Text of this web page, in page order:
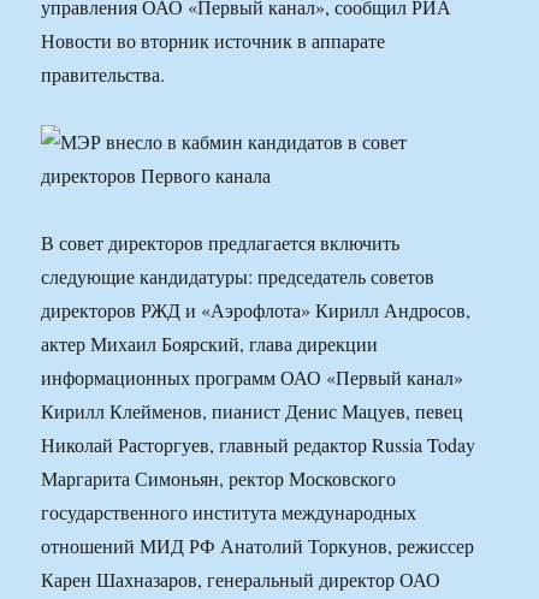
управления ОАО «Первый канал», сообщил РИА
Новости во вторник источник в аппарате
правительства.
В совет директоров предлагается включить
следующие кандидатуры: председатель советов
директоров РЖД и «Аэрофлота» Кирилл Андросов,
актер Михаил Боярский, глава дирекции
информационных программ ОАО «Первый канал»
Кирилл Клейменов, пианист Денис Мацуев, певец
Николай Расторгуев, главный редактор Russia Today
Маргарита Симоньян, ректор Московского
государственного института международных
отношений МИД РФ Анатолий Торкунов, режиссер
Карен Шахназаров, генеральный директор ОАО